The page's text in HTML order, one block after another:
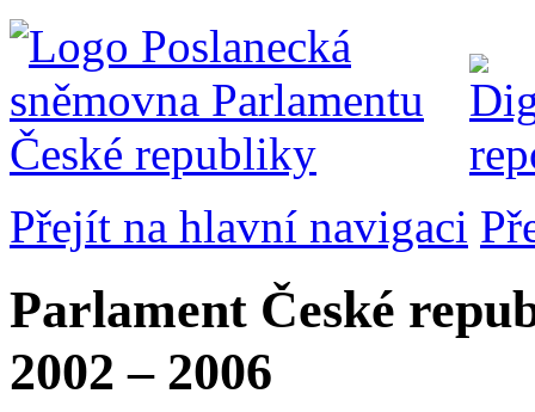
Přejít na hlavní navigaci
Parlament České
2002 – 2006